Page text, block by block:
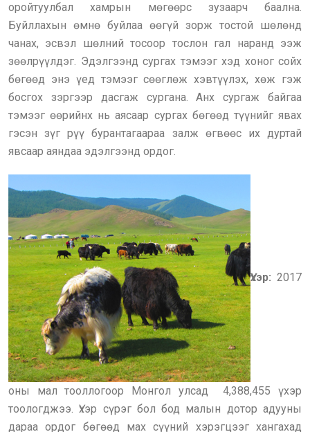
оройтуулбал хамрын мөгөөрс зузаарч баална.
Буйллахын өмнө буйлаа өөгүй зорж тостой шөлөнд
чанах, эсвэл шөлний тосоор тослон гал наранд ээж
зөөлрүүлдэг. Эдэлгээнд сургах тэмээг хэд хоног сойх
бөгөөд энэ үед тэмээг сөөглөж хэвтүүлэх, хөж гэж
босгох зэргээр дасгаж сургана. Анх сургаж байгаа
тэмээг өөрийнх нь аясаар сургах бөгөөд түүнийг явах
гэсэн зүг рүү бурантагаараа залж өгвөөс их дуртай
явсаар аяндаа эдэлгээнд ордог.
Үхэр: 2017
оны мал тооллогоор Монгол улсад 4,388,455 үхэр
тоологджээ. Үхэр сүрэг бол бод малын дотор адууны
дараа ордог бөгөөд мах сүүний хэрэгцээг хангахад